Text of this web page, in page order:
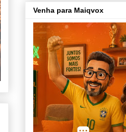
Venha para Maiqvox